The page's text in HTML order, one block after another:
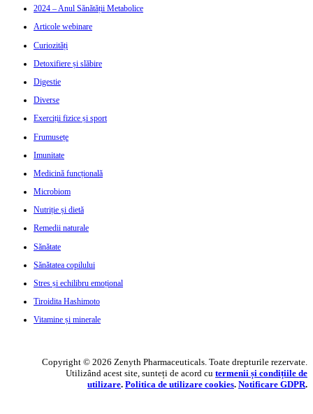
2024 – Anul Sănătății Metabolice
Articole webinare
Curiozități
Detoxifiere și slăbire
Digestie
Diverse
Exerciții fizice și sport
Frumusețe
Imunitate
Medicină funcțională
Microbiom
Nutriție și dietă
Remedii naturale
Sănătate
Sănătatea copilului
Stres și echilibru emoțional
Tiroidita Hashimoto
Vitamine și minerale
Copyright © 2026 Zenyth Pharmaceuticals. Toate drepturile rezervate.
Utilizând acest site, sunteți de acord cu termenii și condițiile de
utilizare. Politica de utilizare cookies. Notificare GDPR.